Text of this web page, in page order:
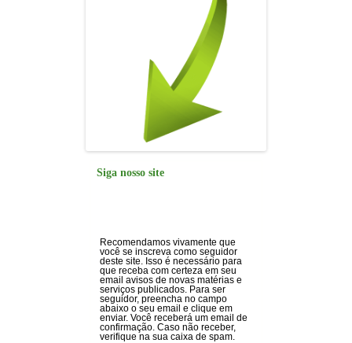
Siga nosso site
Recomendamos vivamente que
você se inscreva como seguidor
deste site. Isso é necessário para
que receba com certeza em seu
email avisos de novas matérias e
serviços publicados. Para ser
seguidor, preencha no campo
abaixo o seu email e clique em
enviar. Você receberá um email de
confirmação. Caso não receber,
verifique na sua caixa de spam.